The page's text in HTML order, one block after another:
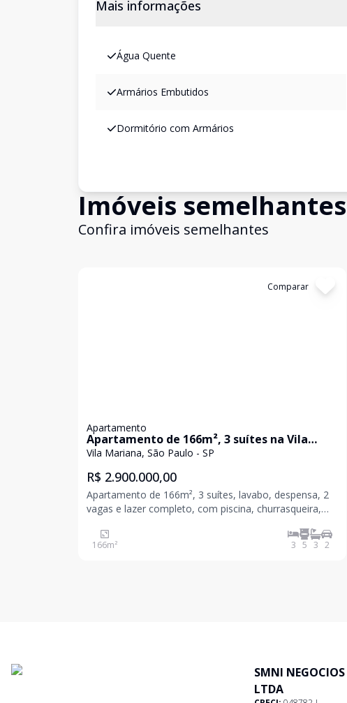
Mais informações
Água Quente
Armários Embutidos
Dormitório com Armários
Imóveis semelhantes
Confira imóveis semelhantes
Comparar
Apartamento
Apartamento de 166m², 3 suítes na Vila
Mariana
Vila Mariana, São Paulo - SP
R$ 2.900.000,00
Apartamento de 166m², 3 suítes, lavabo, despensa, 2
vagas e lazer completo, com piscina, churrasqueira,
salão de jogos, brinquedoteca, playground, academia e
166m² 3 5 3 2
SMNI
LTDA